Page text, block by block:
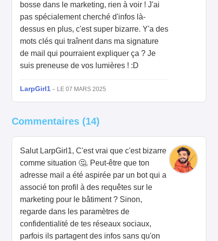
bosse dans le marketing, rien à voir ! J'ai
pas spécialement cherché d'infos là-
dessus en plus, c'est super bizarre. Y'a des
mots clés qui traînent dans ma signature
de mail qui pourraient expliquer ça ? Je
suis preneuse de vos lumières ! :D
LarpGirl1 - LE 07 MARS 2025
Commentaires (14)
Salut LarpGirl1, C'est vrai que c'est bizarre
comme situation 🤔. Peut-être que ton
adresse mail a été aspirée par un bot qui a
associé ton profil à des requêtes sur le
marketing pour le bâtiment ? Sinon,
regarde dans les paramètres de
confidentialité de tes réseaux sociaux,
parfois ils partagent des infos sans qu'on